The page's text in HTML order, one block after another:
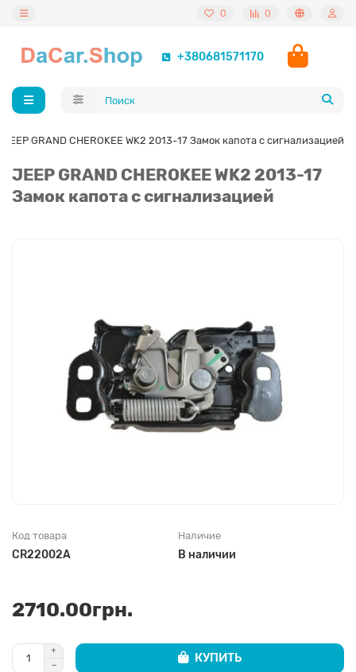
0 0
+380681571170
JEEP GRAND CHEROKEE WK2 2013-17 Замок капота с сигнализацией
JEEP GRAND CHEROKEE WK2 2013-17
Замок капота с сигнализацией
Код товара
CR22002A
Наличие
В наличии
2710.00грн.
КУПИТЬ